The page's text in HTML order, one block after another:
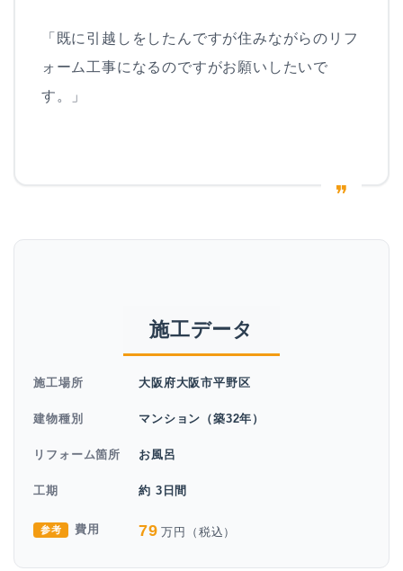
❝
「既に引越しをしたんですが住みながらのリフ
ォーム工事になるのですがお願いしたいで
す。」
施工データ
施工場所 大阪府大阪市平野区
建物種別 マンション（築32年）
リフォーム箇所 お風呂
工期 約 3日間
参考 費用 79 万円（税込）